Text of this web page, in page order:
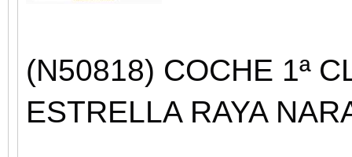
(N50818) COCHE 1ª
ESTRELLA RAYA